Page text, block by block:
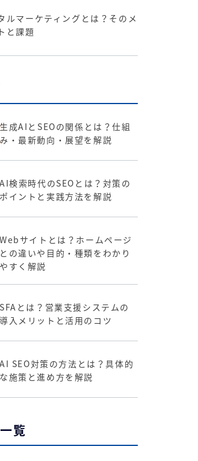
ルマーケティングとは？そのメ
と課題
生成AIとSEOの関係とは？仕組
み・最新動向・展望を解説
AI検索時代のSEOとは？対策の
ポイントと実践方法を解説
Webサイトとは？ホームページ
との違いや目的・種類をわかり
やすく解説
SFAとは？営業支援システムの
導入メリットと活用のコツ
AI SEO対策の方法とは？具体的
な施策と進め方を解説
覧